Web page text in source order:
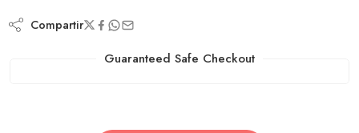
Compartir
Guaranteed Safe Checkout